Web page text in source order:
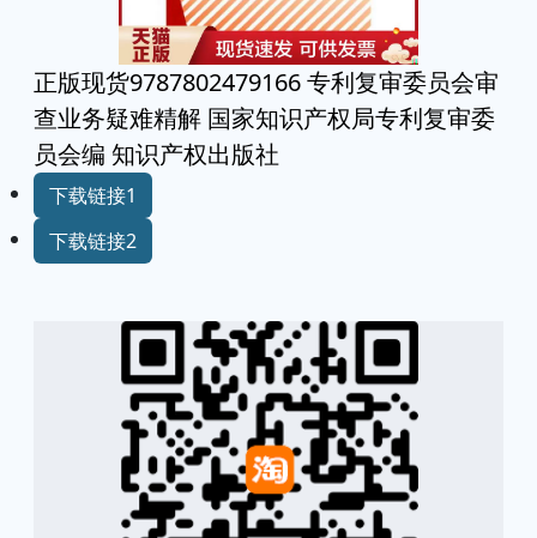
正版现货9787802479166 专利复审委员会审
查业务疑难精解 国家知识产权局专利复审委
员会编 知识产权出版社
下载链接1
下载链接2